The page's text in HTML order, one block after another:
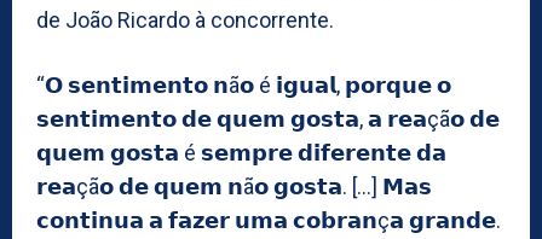
de João Ricardo à concorrente.
“𝗢 𝘀𝗲𝗻𝘁𝗶𝗺𝗲𝗻𝘁𝗼 𝗻ã𝗼 é 𝗶𝗴𝘂𝗮𝗹, 𝗽𝗼𝗿𝗾𝘂𝗲 𝗼
𝘀𝗲𝗻𝘁𝗶𝗺𝗲𝗻𝘁𝗼 𝗱𝗲 𝗾𝘂𝗲𝗺 𝗴𝗼𝘀𝘁𝗮, 𝗮 𝗿𝗲𝗮çã𝗼 𝗱𝗲
𝗾𝘂𝗲𝗺 𝗴𝗼𝘀𝘁𝗮 é 𝘀𝗲𝗺𝗽𝗿𝗲 𝗱𝗶𝗳𝗲𝗿𝗲𝗻𝘁𝗲 𝗱𝗮
𝗿𝗲𝗮çã𝗼 𝗱𝗲 𝗾𝘂𝗲𝗺 𝗻ã𝗼 𝗴𝗼𝘀𝘁𝗮. […] 𝗠𝗮𝘀
𝗰𝗼𝗻𝘁𝗶𝗻𝘂𝗮 𝗮 𝗳𝗮𝘇𝗲𝗿 𝘂𝗺𝗮 𝗰𝗼𝗯𝗿𝗮𝗻ç𝗮 𝗴𝗿𝗮𝗻𝗱𝗲.